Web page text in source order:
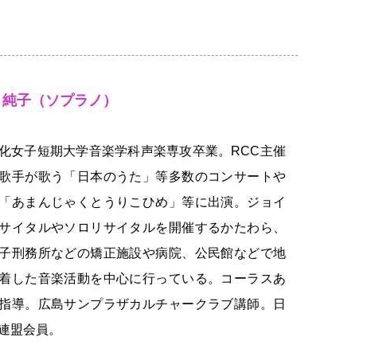
子（ソプラノ）
女子短期大学音楽学科声楽専攻卒業。RCC主催
手が歌う「日本のうた」等多数のコンサートや
あまんじゃくとうりこひめ」等に出演。ジョイ
イタルやソロリサイタルを開催するかたわら、
刑務所などの矯正施設や病院、公民館などで地
した音楽活動を中心に行っている。コーラスあ
導。広島サンプラザカルチャークラブ講師。日
盟会員。